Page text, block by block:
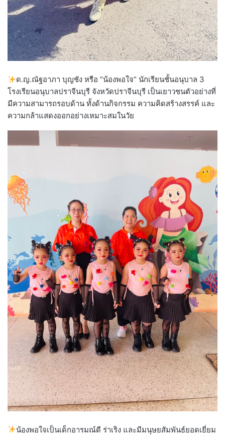
ด.ญ.ณัฐอาภา บุญชัง หรือ “น้องพอใจ” นักเรียนชั้นอนุบาล 3
โรงเรียนอนุบาลปราจีนบุรี จังหวัดปราจีนบุรี เป็นเยาวชนตัวอย่างที่
มีความสามารถรอบด้าน ทั้งด้านกิจกรรม ความคิดสร้างสรรค์ และ
ความกล้าแสดงออกอย่างเหมาะสมในวัย
น้องพอใจเป็นเด็กอารมณ์ดี ร่าเริง และมีมนุษยสัมพันธ์ยอดเยี่ยม